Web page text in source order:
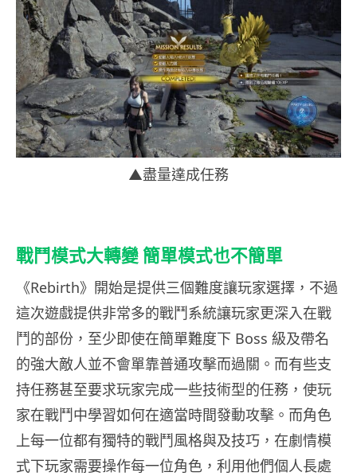
▲盡量達成任務
戰鬥模式大轉變 簡單模式也不簡單
《Rebirth》開始是提供三個難度讓玩家選擇，不過
這次遊戲提供非常多的戰鬥系統讓玩家更深入在戰
鬥的部份，至少即使在簡單難度下 Boss 級及帶名
的強大敵人並不會單靠普通攻擊而過關。而有些支
持任務甚至要求玩家完成一些技術型的任務，使玩
家在戰鬥中學習如何在適當時間發動攻擊。而角色
上每一位都有獨特的戰鬥風格與及技巧，在劇情模
式下玩家需要操作每一位角色，利用他們個人長處